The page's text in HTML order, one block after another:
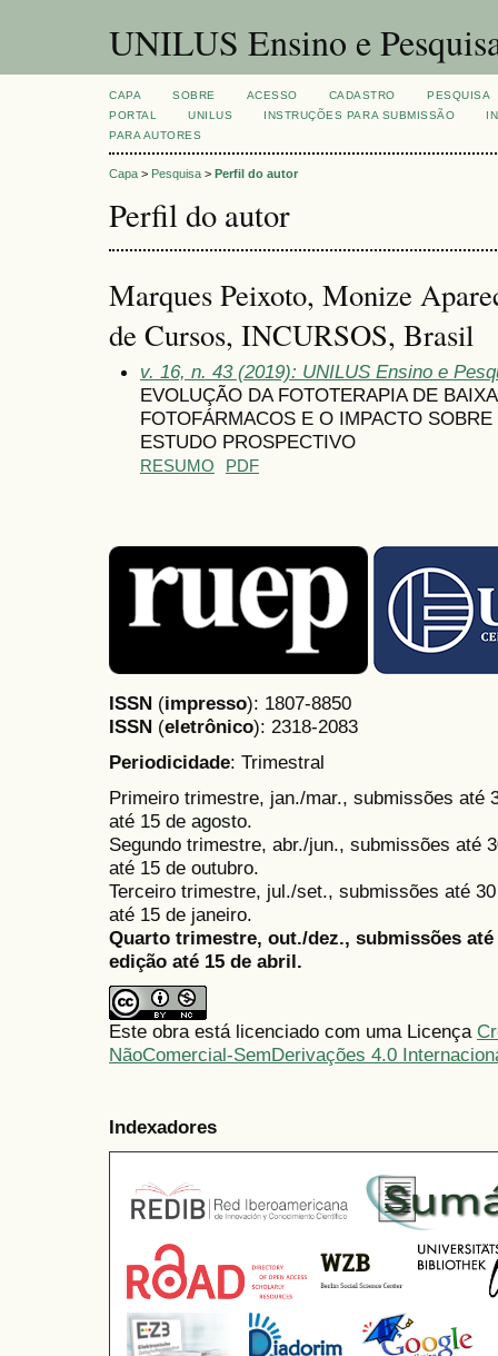
UNILUS Ensino e
CAPA SOBRE ACESSO CADASTRO
PESQUISA
PORTAL
UNILUS INSTRUÇÕES PARA SUBMISSÃO
PARA AUTORES
Capa > Pesquisa > Perfil do autor
Perfil do autor
Marques Peixoto, Monize
de Cursos, INCURSOS, Brasil
v. 16, n. 43 (2019): UNILUS Ensino e
EVOLUÇÃO DA FOTOTERAPIA DE
FOTOFÁRMACOS E O IMPACTO
ESTUDO PROSPECTIVO
RESUMO PDF
ISSN (impresso): 1807-8850
ISSN (eletrônico): 2318-2083
Periodicidade: Trimestral
Primeiro trimestre, jan./mar., submissões até
até 15 de agosto.
Segundo trimestre, abr./jun., submissões até
até 15 de outubro.
Terceiro trimestre, jul./set., submissões até
até 15 de janeiro.
Quarto trimestre, out./dez., submissões
edição até 15 de abril.
Este obra está licenciado com uma Licença
NãoComercial-SemDerivações 4.0
Indexadores